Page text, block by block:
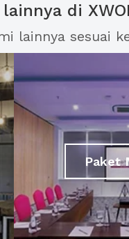
di
lainnya sesuai
Paket